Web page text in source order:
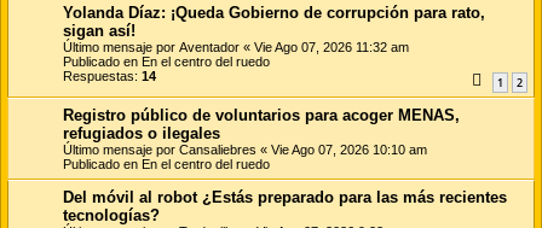
Yolanda Díaz: ¡Queda Gobierno de corrupción para rato,
sigan así!
Último mensaje por Aventador « Vie Ago 07, 2026 11:32 am
Publicado en En el centro del ruedo
Respuestas: 14 1 2
Registro público de voluntarios para acoger MENAS,
refugiados o ilegales
Último mensaje por Cansaliebres « Vie Ago 07, 2026 10:10 am
Publicado en En el centro del ruedo
Del móvil al robot ¿Estás preparado para las más recientes
tecnologías?